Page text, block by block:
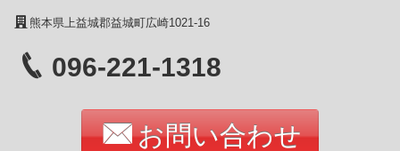
熊本県上益城郡益城町広崎1021-16
096-221-1318
お問い合わせ